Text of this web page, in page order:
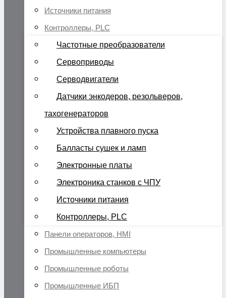
Источники питания
Контроллеры, PLC
Частотные преобразователи
Сервоприводы
Серводвигатели
Датчики энкодеров, резольверов,
тахогенераторов
Устройства плавного пуска
Балласты сушек и ламп
Электронные платы
Электроника станков с ЧПУ
Источники питания
Контроллеры, PLC
Панели операторов, HMI
Промышленные компьютеры
Промышленные роботы
Промышленные ИБП